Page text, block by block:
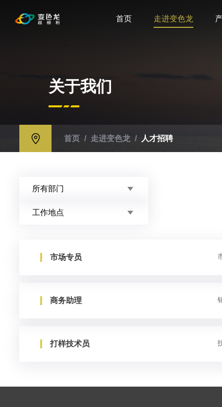
首页 走进变色龙
关于我们
首页 / 走进变色龙 / 人才招聘
市场专员
商务助理
打样技术员